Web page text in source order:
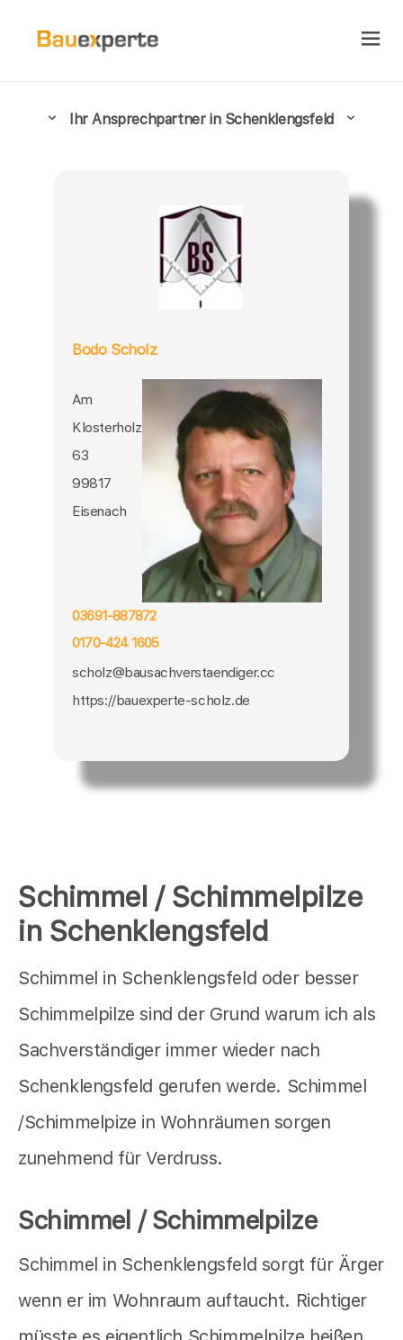
Schimmel / Schimmelpilze
in Schenklengsfeld
Schimmel in Schenklengsfeld oder besser
Schimmelpilze sind der Grund warum ich als
Sachverständiger immer wieder nach
Schenklengsfeld gerufen werde. Schimmel
/Schimmelpize in Wohnräumen sorgen
zunehmend für Verdruss.
Schimmel / Schimmelpilze
Schimmel in Schenklengsfeld sorgt für Ärger
wenn er im Wohnraum auftaucht. Richtiger
Ihr Ansprechpartner in Schenklengsfeld
Bodo Scholz
Am
Klosterholz
63
99817
Eisenach
03691-887872
0170-424 1605
scholz@bausachverstaendiger.cc
https://bauexperte-scholz.de